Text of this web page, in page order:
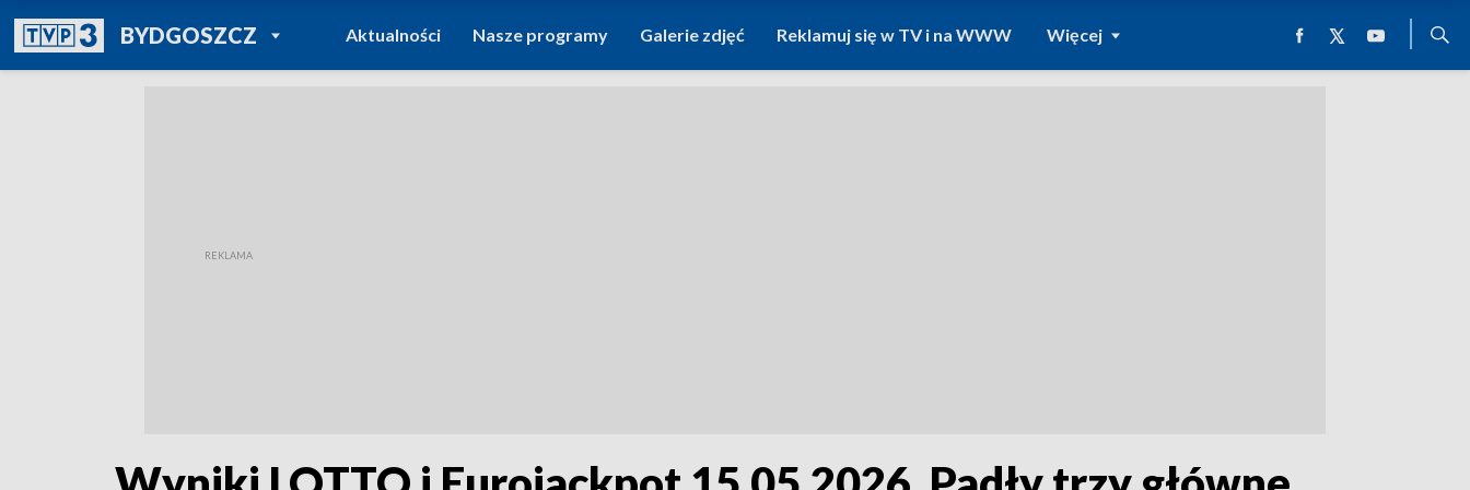
BYDGOSZCZPOWRÓT DO
TVP REGIONY
Aktualności Nasze programy Galerie zdjęć Reklamuj się w TV i na WWW Więcej